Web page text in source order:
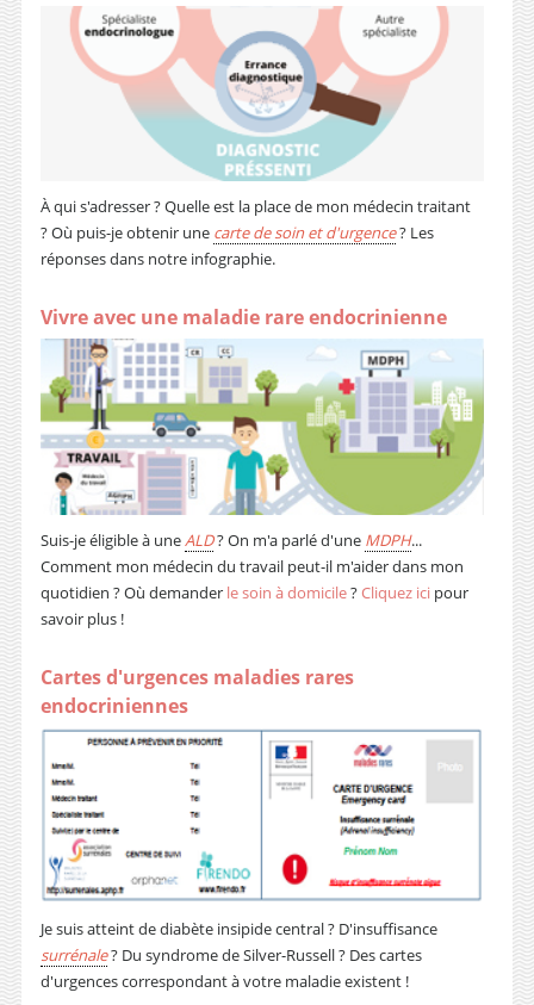
À qui s'adresser ? Quelle est la place de mon médecin traitant
? Où puis-je obtenir une carte de soin et d'urgence? Les
réponses dans notre infographie.
Vivre avec une maladie rare endocrinienne
Suis-je éligible à uneALD? On m'a parlé d'une MDPH...
Comment mon médecin du travail peut-il m'aider dans mon
quotidien ? Où demander le soin à domicile?Cliquez icipour
savoir plus !
Cartes d'urgences maladies rares
endocriniennes
Je suis atteint de diabète insipide central ? D'insuffisance
surrénale? Du syndrome de Silver-Russell ? Des cartes
d'urgences correspondant à votre maladie existent !